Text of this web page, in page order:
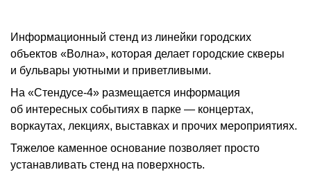
Информационный стенд из линейки городских
объектов «Волна», которая делает городские скверы
и бульвары уютными и приветливыми.
На «Стендусе-4» размещается информация
об интересных событиях в парке — концертах,
воркаутах, лекциях, выставках и прочих мероприятиях.
Тяжелое каменное основание позволяет просто
устанавливать стенд на поверхность.